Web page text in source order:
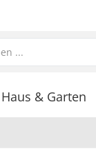
Haus & Garten